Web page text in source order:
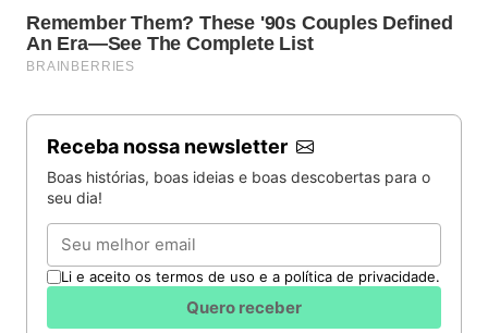
Receba nossa newsletter
Boas histórias, boas ideias e boas descobertas para o
seu dia!
Email
Li e aceito os termos de uso e a política de privacidade.
Quero receber